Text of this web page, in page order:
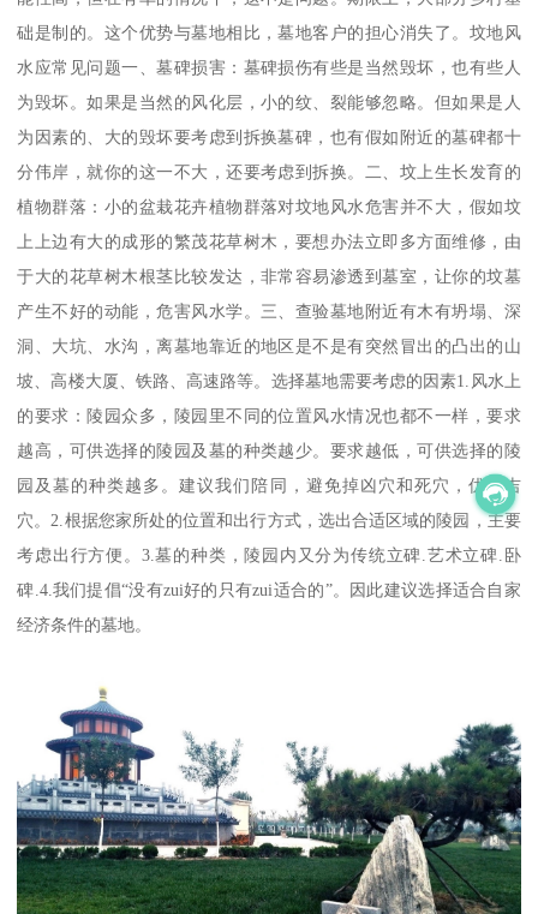
础是制的。这个优势与墓地相比，墓地客户的担心消失了。坟地风
水应常见问题一、墓碑损害：墓碑损伤有些是当然毁坏，也有些人
为毁坏。如果是当然的风化层，小的纹、裂能够忽略。但如果是人
为因素的、大的毁坏要考虑到拆换墓碑，也有假如附近的墓碑都十
分伟岸，就你的这一不大，还要考虑到拆换。二、坟上生长发育的
植物群落：小的盆栽花卉植物群落对坟地风水危害并不大，假如坟
上上边有大的成形的繁茂花草树木，要想办法立即多方面维修，由
于大的花草树木根茎比较发达，非常容易渗透到墓室，让你的坟墓
产生不好的动能，危害风水学。三、查验墓地附近有木有坍塌、深
洞、大坑、水沟，离墓地靠近的地区是不是有突然冒出的凸出的山
坡、高楼大厦、铁路、高速路等。选择墓地需要考虑的因素1.风水上
的要求：陵园众多，陵园里不同的位置风水情况也都不一样，要求
越高，可供选择的陵园及墓的种类越少。要求越低，可供选择的陵
园及墓的种类越多。建议我们陪同，避免掉凶穴和死穴，优选吉
穴。2.根据您家所处的位置和出行方式，选出合适区域的陵园，主要
考虑出行方便。3.墓的种类，陵园内又分为传统立碑.艺术立碑.卧
碑.4.我们提倡“没有zui好的只有zui适合的”。因此建议选择适合自家
经济条件的墓地。